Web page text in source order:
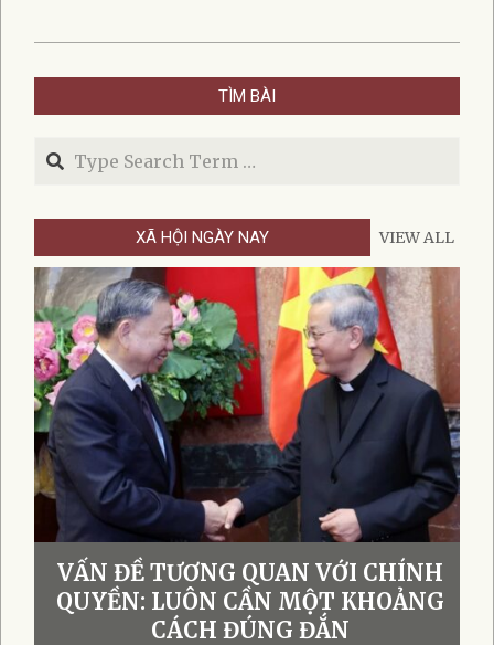
11-
29
TÌM BÀI
Search
XÃ HỘI NGÀY NAY VIEW ALL
VẤN ĐỀ TƯƠNG QUAN VỚI CHÍNH
QUYỀN: LUÔN CẦN MỘT KHOẢNG
CÁCH ĐÚNG ĐẮN